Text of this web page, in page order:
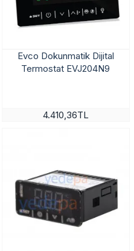
Evco Dokunmatik Dijital
Termostat EVJ204N9
4.410,36TL